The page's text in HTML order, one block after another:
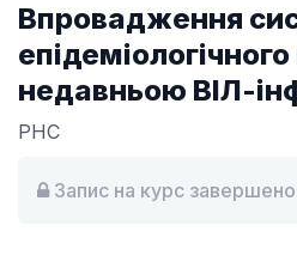
Впровадження
недавньою ВІЛ-
PHC
Запис на курс завершено